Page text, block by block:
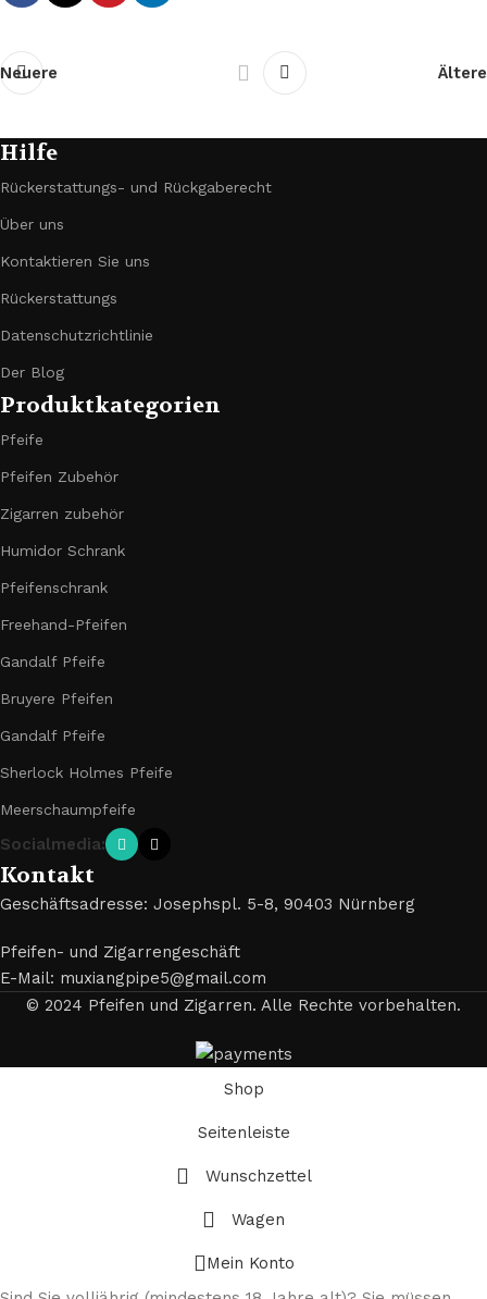
Neuere Ältere
Hilfe
Rückerstattungs- und Rückgaberecht
Über uns
Kontaktieren Sie uns
Rückerstattungs
Datenschutzrichtlinie
Der Blog
Produktkategorien
Pfeife
Pfeifen Zubehör
Zigarren zubehör
Humidor Schrank
Pfeifenschrank
Freehand-Pfeifen
Gandalf Pfeife
Bruyere Pfeifen
Gandalf Pfeife
Sherlock Holmes Pfeife
Meerschaumpfeife
Socialmedia:
Kontakt
Geschäftsadresse: Josephspl. 5-8, 90403 Nürnberg
Pfeifen- und Zigarrengeschäft
E-Mail: muxiangpipe5@gmail.com
© 2024 Pfeifen und Zigarren. Alle Rechte vorbehalten.
Shop
Seitenleiste
Wunschzettel
Wagen
Mein Konto